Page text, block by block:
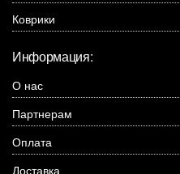
Коврики
Информация:
О нас
Партнерам
Оплата
Доставка